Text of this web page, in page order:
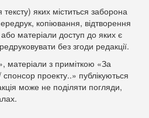
тексту) яких міститься заборона
копіювання, відтворення
матеріали доступ до яких є
без згоди редакції.
матеріали з приміткою «За
проекту..» публікуються
може не поділяти погляди,